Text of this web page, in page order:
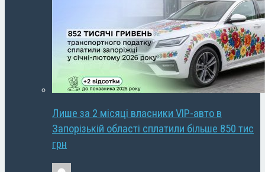
Лише за 2 місяці власники VIP-авто в
Запорізькій області сплатили більше 850 тис
грн